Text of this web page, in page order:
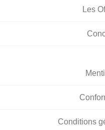
Les
Conditions